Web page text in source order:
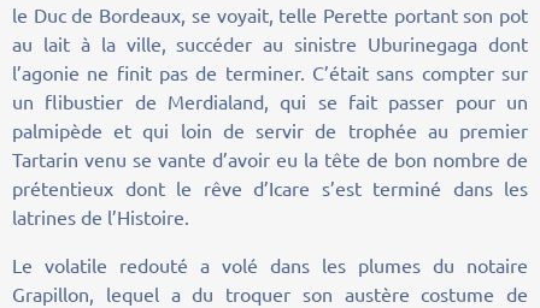
le Duc de Bordeaux, se voyait, telle Perette portant son pot
au lait à la ville, succéder au sinistre Uburinegaga dont
l’agonie ne finit pas de terminer. C’était sans compter sur
un flibustier de Merdialand, qui se fait passer pour un
palmipède et qui loin de servir de trophée au premier
Tartarin venu se vante d’avoir eu la tête de bon nombre de
prétentieux dont le rêve d’Icare s’est terminé dans les
latrines de l’Histoire.
Le volatile redouté a volé dans les plumes du notaire
Grapillon, lequel a du troquer son austère costume de